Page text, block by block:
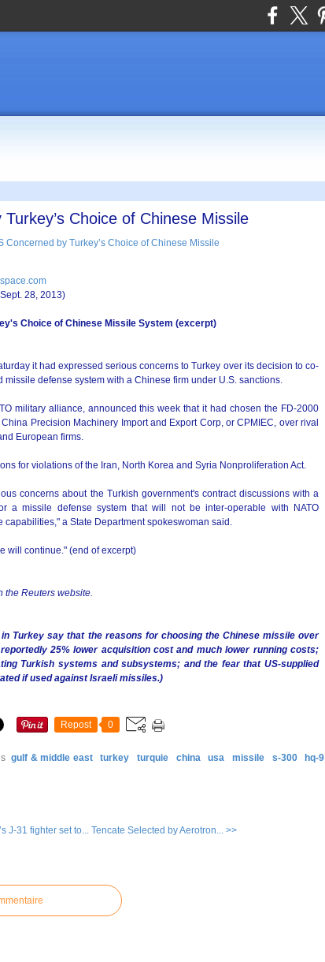
Choice of Chinese Missile
28, 2013)
Choice of Chinese Missile System (excerpt)
it had expressed serious concerns to Turkey over its decision to co-
defense system with a Chinese firm under U.S. sanctions.
military alliance, announced this week that it had chosen the FD-2000
Precision Machinery Import and Export Corp, or CPMIEC, over rival
European firms.
for violations of the Iran, North Korea and Syria Nonproliferation Act.
concerns about the Turkish government's contract discussions with a
a missile defense system that will not be inter-operable with NATO
capabilities," a State Department spokeswoman said.
will continue." (end of excerpt)
the Reuters website.
in Turkey say that the reasons for choosing the Chinese missile over
25% lower acquisition cost and much lower running costs;
Turkish systems and subsystems; and the fear that US-supplied
if used against Israeli missiles.)
Repost 0
gulf & middle east turkey turquie china usa missile s-300
hq-9
J-31 fighter set to... Tencate Selected by Aerotron... >>